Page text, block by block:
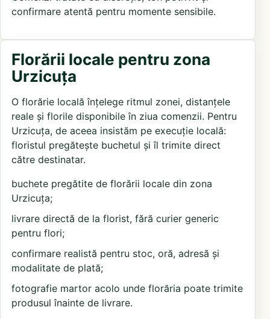
confirmare atentă pentru momente sensibile.
Florării locale pentru zona
Urzicuța
O florărie locală înțelege ritmul zonei, distanțele
reale și florile disponibile în ziua comenzii. Pentru
Urzicuța, de aceea insistăm pe execuție locală:
floristul pregătește buchetul și îl trimite direct
către destinatar.
buchete pregătite de florării locale din zona
Urzicuța;
livrare directă de la florist, fără curier generic
pentru flori;
confirmare realistă pentru stoc, oră, adresă și
modalitate de plată;
fotografie martor acolo unde florăria poate trimite
produsul înainte de livrare.